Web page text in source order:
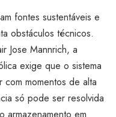
fontes sustentáveis e
obstáculos técnicos.
Jose Mannrich, a
exige que o sistema
momentos de alta
só pode ser resolvida